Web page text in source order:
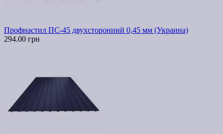
Профнастил ПС-45 двухсторонний 0,45 мм (Украина)
294.00 грн